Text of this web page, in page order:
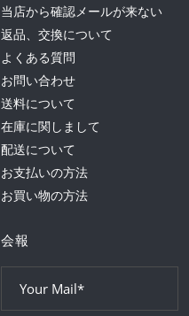
当店から確認メールが来ない
返品、交換について
よくある質問
お問い合わせ
送料について
在庫に関しまして
配送について
お支払いの方法
お買い物の方法
会報